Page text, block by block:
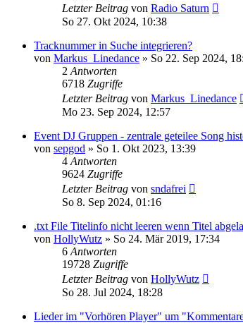
Letzter Beitrag von Radio Saturn
So 27. Okt 2024, 10:38
Tracknummer in Suche integrieren?
von Markus_Linedance » So 22. Sep 2024,
2 Antworten
6718 Zugriffe
Letzter Beitrag von Markus_Linedance
Mo 23. Sep 2024, 12:57
Event DJ Gruppen - zentrale geteilee Song
von sepgod » So 1. Okt 2023, 13:39
4 Antworten
9624 Zugriffe
Letzter Beitrag von sndafrei
So 8. Sep 2024, 01:16
.txt File Titelinfo nicht leeren wenn Titel
von HollyWutz » So 24. Mär 2019, 17:34
6 Antworten
19728 Zugriffe
Letzter Beitrag von HollyWutz
So 28. Jul 2024, 18:28
Lieder im "Vorhören Player" um